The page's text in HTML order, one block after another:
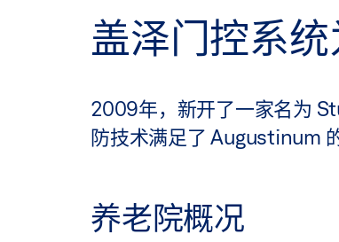
盖泽门控系
2009年，新开了一家名为
防技术满足了 Augustinum
养老院概况